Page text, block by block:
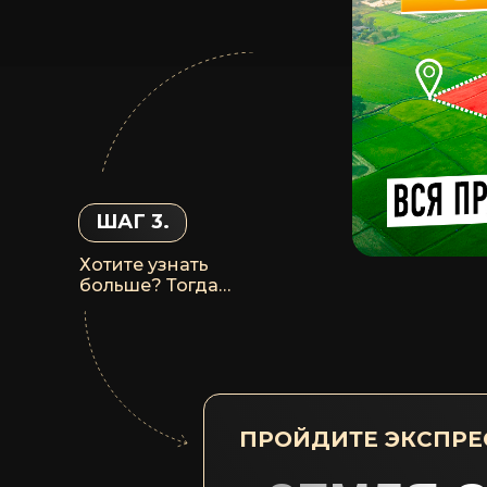
ПРОЙДИТЕ
Хотите узнать
больше? Тогда…
ШАГ 3.